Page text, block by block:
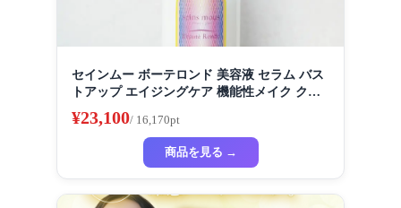
セインムー ボーテロンド 美容液 セラム バス
トアップ エイジングケア 機能性メイク クリ
ルテケア ハリ
¥23,100/ 16,170pt
商品を見る →